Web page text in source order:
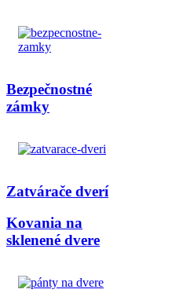
Bezpečnostné
zámky
Zatvárače dverí
Kovania na
sklenené dvere